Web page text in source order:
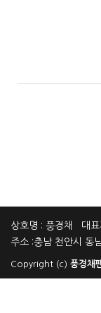
상호명 : 풍경채 대
주소 :충남 천안시 동
Copyright (c) 풍경채